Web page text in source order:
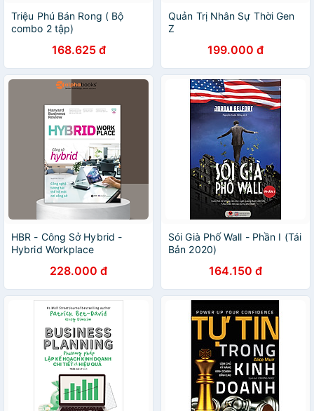
Triệu Phú Bán Rong ( Bộ
combo 2 tập)
168.625 đ
Quản Trị Nhân Sự Thời Gen
Z
199.000 đ
HBR - Công Sở Hybrid -
Hybrid Workplace
228.000 đ
Sói Già Phố Wall - Phần I (Tái
Bản 2020)
164.150 đ